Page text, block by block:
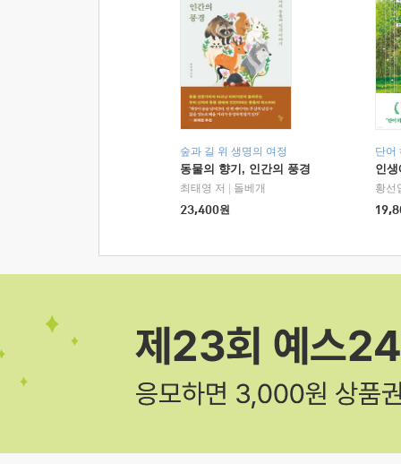
숲과 길 위 생명의 여정
동물의 향기, 인간의 풍경
최태영 저
돌베개
23,400원
단어
인
황선